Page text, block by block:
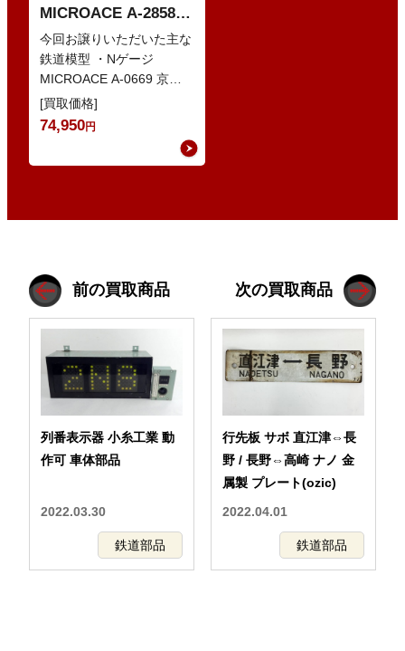
MICROACE A-2858
京阪8000系 新塗装 な
どの鉄道模型
今回お譲りいただいた主な
鉄道模型 ・Nゲージ
MICROACE A-0669 京阪
8030系 ・Nゲージ
GREENMAX 組立キ…
[買取価格]
74,950円
前の買取商品
列番表示器 小糸工業 動
作可 車体部品
2022.03.30
鉄道部品
次の買取商品
行先板 サボ 直江津⇔長
野 / 長野⇔高崎 ナノ 金
属製 プレート(ozic)
2022.04.01
鉄道部品